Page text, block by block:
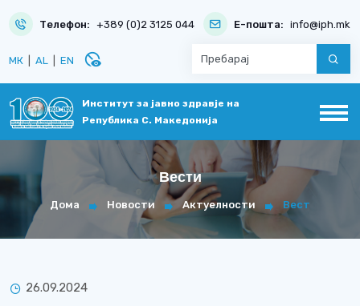
Телефон: +389 (0)2 3125 044 Е-пошта: info@iph.mk
МК AL EN disabled_visible
Институт за јавно здравје на
Република С. Македонија
Вести
Дома Новости Актуелности Вест
26.09.2024